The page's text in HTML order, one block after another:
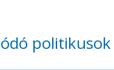
politikusok